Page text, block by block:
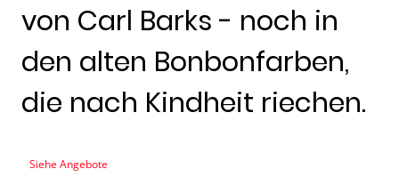
von Carl Barks - noch in
den alten Bonbonfarben,
die nach Kindheit riechen.
Siehe Angebote